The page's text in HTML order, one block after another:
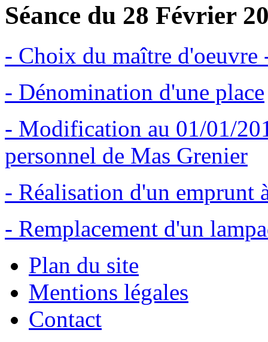
Séance du 28 Février
- Choix du maître d'oeuvre
- Dénomination d'une place
- Modification au 01/01/
personnel de Mas Grenier
- Réalisation d'un emprunt
- Remplacement d'un
Plan du site
Mentions légales
Contact